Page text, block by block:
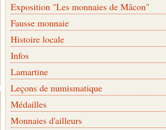
Exposition "Les monnaies de Mâcon"
Fausse monnaie
Histoire locale
Infos
Lamartine
Leçons de numismatique
Médailles
Monnaies d'ailleurs